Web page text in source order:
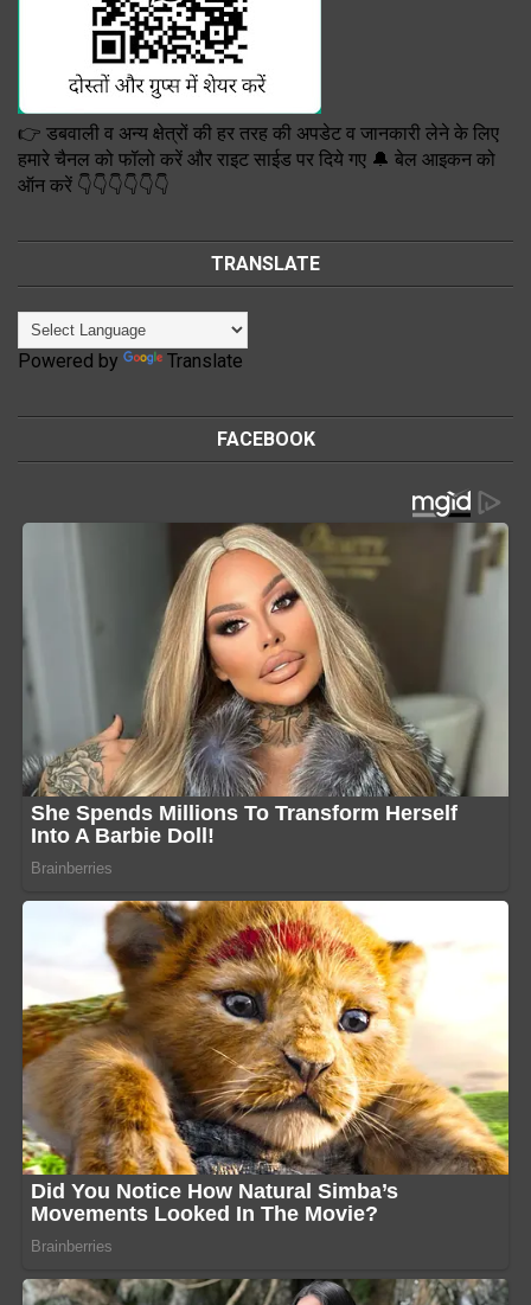
👉 डबवाली व अन्य क्षेत्रों की हर तरह की अपडेट व जानकारी लेने के लिए
हमारे चैनल को फॉलो करें और राइट साईड पर दिये गए 🔔 बेल आइकन को
ऑन करें 👇👇👇👇👇👇
TRANSLATE
Powered by Translate
FACEBOOK